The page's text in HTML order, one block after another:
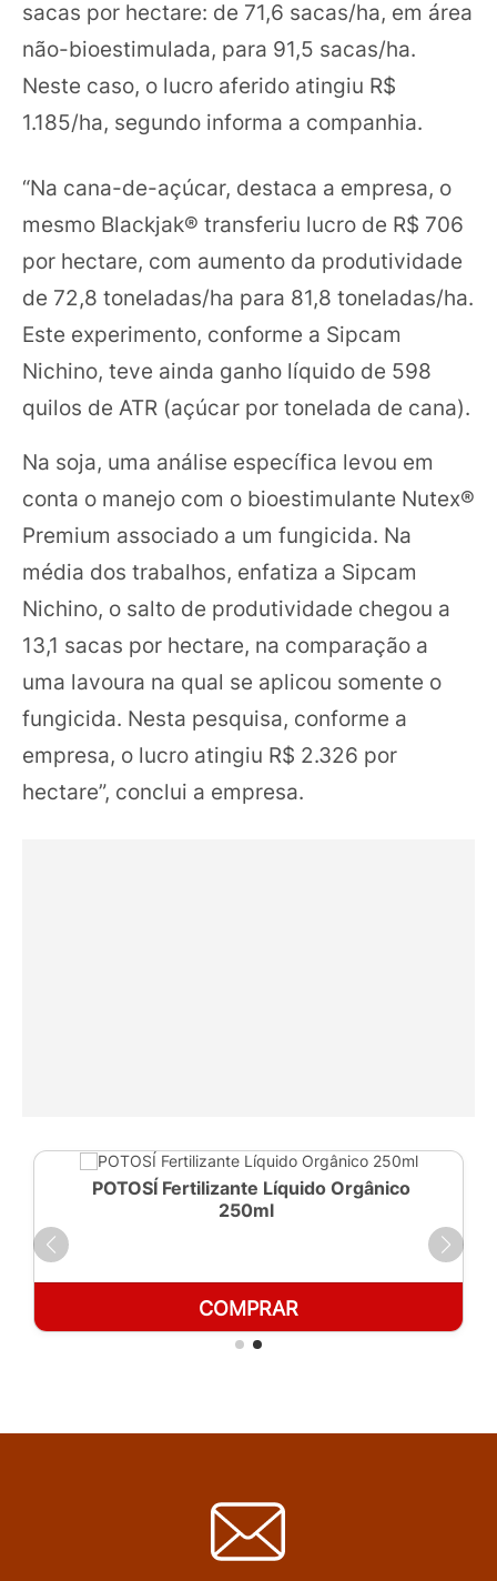
sacas por hectare: de 71,6 sacas/ha, em área
não-bioestimulada, para 91,5 sacas/ha.
Neste caso, o lucro aferido atingiu R$
1.185/ha, segundo informa a companhia.
“Na cana-de-açúcar, destaca a empresa, o
mesmo Blackjak® transferiu lucro de R$ 706
por hectare, com aumento da produtividade
de 72,8 toneladas/ha para 81,8 toneladas/ha.
Este experimento, conforme a Sipcam
Nichino, teve ainda ganho líquido de 598
quilos de ATR (açúcar por tonelada de cana).
Na soja, uma análise específica levou em
conta o manejo com o bioestimulante Nutex®
Premium associado a um fungicida. Na
média dos trabalhos, enfatiza a Sipcam
Nichino, o salto de produtividade chegou a
13,1 sacas por hectare, na comparação a
uma lavoura na qual se aplicou somente o
fungicida. Nesta pesquisa, conforme a
empresa, o lucro atingiu R$ 2.326 por
hectare”, conclui a empresa.
POTOSÍ Fertilizante Líquido Orgânico
250ml
COMPRAR